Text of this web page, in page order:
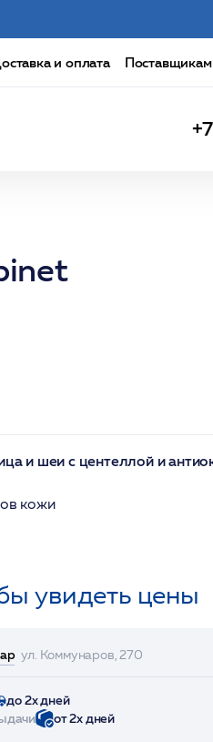
и оплата Поставщикам
и шеи с центеллой и
кожи
увидеть цены
ул. Коммунаров, 270
до 2х дней
от 2х дней